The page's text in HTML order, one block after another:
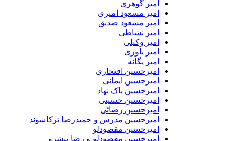
امیر گوهری
امیر مسعود امیری
امیر مسعود صدیق
امیر نشاطی
امیر وکیلی
امیر یاوری
امیر یگانه
امیرحسین افتخاری
امیرحسین ایمانی
امیرحسین پاک نهاد
امیرحسین حسینی
امیرحسین رضائی
امیرحسین مدرس و حمیدرضا ترکاشوند
امیرحسین مقصودلو
امیرحسین مقصودلو و رضا پیشرو